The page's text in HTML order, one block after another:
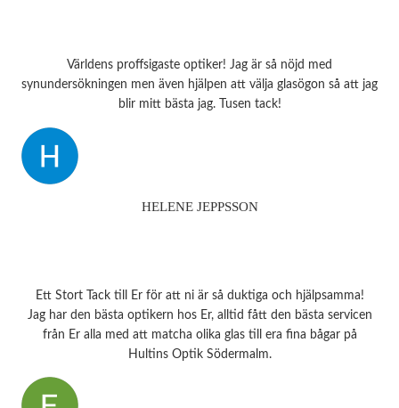
Världens proffsigaste optiker! Jag är så nöjd med
synundersökningen men även hjälpen att välja glasögon så att jag
blir mitt bästa jag. Tusen tack!
HELENE JEPPSSON
Ett Stort Tack till Er för att ni är så duktiga och hjälpsamma!
Jag har den bästa optikern hos Er, alltid fått den bästa servicen
från Er alla med att matcha olika glas till era fina bågar på
Hultins Optik Södermalm.